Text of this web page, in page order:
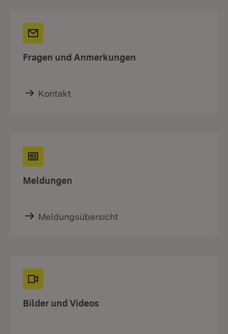
Fragen und Anmerkungen
Kontakt
Meldungen
Meldungsübersicht
Bilder und Videos